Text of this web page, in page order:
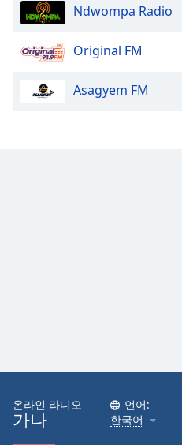
Ndwompa Radio
Original FM
Asagyem FM
온라인 라디오
가나
언어:
한국어